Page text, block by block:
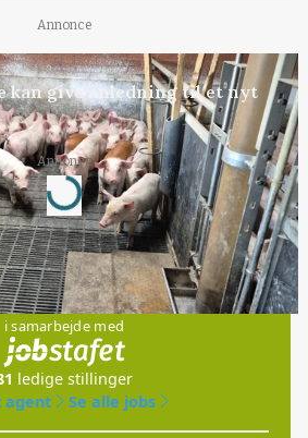
Annonce
kan give anledning til et nyt
Annonce
Loading...
Jobs
i samarbejde med
ledige stillinger
agent
Se alle jobs